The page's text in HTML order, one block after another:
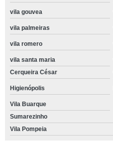
vila gouvea
vila palmeiras
vila romero
vila santa maria
Cerqueira César
Higienópolis
Vila Buarque
Sumarezinho
Vila Pompeia